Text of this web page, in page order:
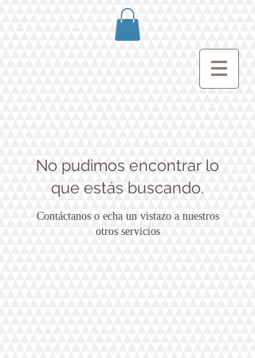
No pudimos encontrar lo
que estás buscando.
Contáctanos o echa un vistazo a nuestros
otros servicios